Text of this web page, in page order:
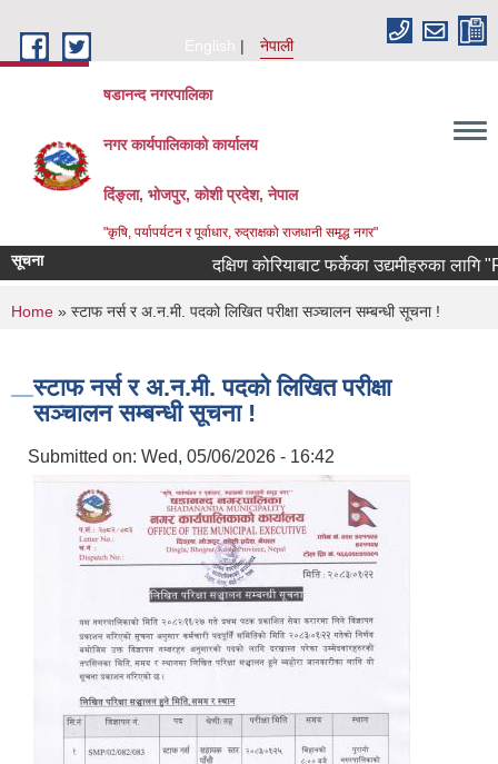
English
नेपाली
षडानन्द नगरपालिका
नगर कार्यपालिकाको कार्यालय
दिंङ्ला, भोजपुर, कोशी प्रदेश, नेपाल
"कृषि, पर्यापर्यटन र पूर्वाधार, रुद्राक्षको राजधानी समृद्ध नगर"
सूचना दक्षिण कोरियाबाट फर्केका उद्यमीहरुका
You are here
Home » स्टाफ नर्स र अ.न.मी. पदको लिखित परीक्षा सञ्चालन सम्बन्धी सूचना !
स्टाफ नर्स र अ.न.मी. पदको लिखित परीक्षा
सञ्चालन सम्बन्धी सूचना !
Submitted on: Wed, 05/06/2026 - 16:42